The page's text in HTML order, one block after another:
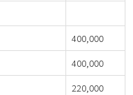
400,000
400,000
220,000